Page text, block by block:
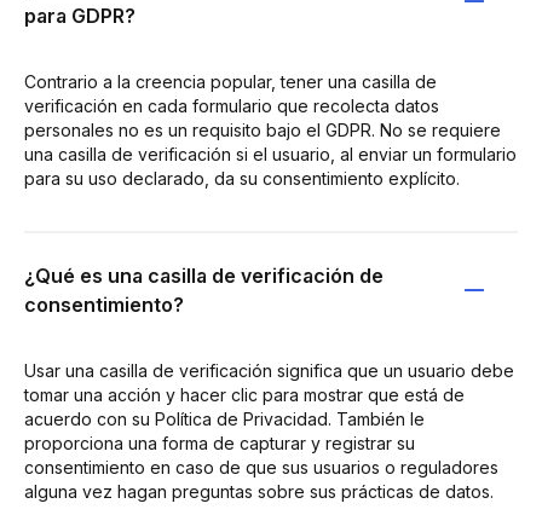
para GDPR?
Contrario a la creencia popular, tener una casilla de
verificación en cada formulario que recolecta datos
personales no es un requisito bajo el GDPR. No se requiere
una casilla de verificación si el usuario, al enviar un formulario
para su uso declarado, da su consentimiento explícito.
¿Qué es una casilla de verificación de
consentimiento?
Usar una casilla de verificación significa que un usuario debe
tomar una acción y hacer clic para mostrar que está de
acuerdo con su Política de Privacidad. También le
proporciona una forma de capturar y registrar su
consentimiento en caso de que sus usuarios o reguladores
alguna vez hagan preguntas sobre sus prácticas de datos.